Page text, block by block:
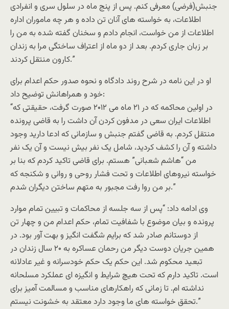
جنبش(فرضى) معرفى کنم. پس از پنج ماه در سلول سرى و انفرادى
اطلاعات، به خواسته هاى آنان تن داده و هر چه ماموران اداره
اطلاعات از من خواست، انجام دادم و سخنان گفته شده به من را
بر زبان جارى کردم. بعد از دو ماه از اعتراف ساختگى مرا به زندان
کارون منتقل کردند.”
او در اين نامه در شرح روند دادگاه و نحوه صدور حکم اعدام براى
خود و همراهانش توضيح داد:
“در اولين محاکمه که در ۲۱ ماه مى ۲۰۱۲ صورت گرفت، حقيقتى که
اطلاعات ايران سعى در مدفون کردن آن داشت را به قاضى پرونده
منتقل کردم. به قاضى گفتم جنبش و سازمانى که ادعا داريد وجود
داشته و آن را کشف کرديد، شامل يک نفر بيش نيست و آن يک نفر
من “هاشم شعبانى” هستم. براى قاضى تاکيد کردم که بنا بر
خواسته نيروهاى اطلاعات و تحت فشار روحى و روانى و شکنجه که
بر من روا رفت مجبور به متهم ساختن ديگران شدم.”
وى ادامه داد: “پس از سه جلسه از محاکمات و تبيين تمام موارد
پرونده و بيان موضوع با شفافيت تمام، حکم اعدام من و چهار تن
از دوستانم صادر شد که برايم شگفت انگيز و بهت آور بود. در
همين جريان دوست ديگر من رحمان عساکره به ۲۰ سال زندان در
تبعيد محکوم شد. اين حکم يک حکم خودسرانه و غير عادلانه
است. تاکيد دارم که تحت هيچ شرايط و انگيزه اى عملکرد مسلحانه
نداشته ام. تا زمانى که راهکارهاى مناسب و مسالمت آميز براى
تحقق خواسته هاى ما وجود دارد معتقد به خشونت نيستم.”